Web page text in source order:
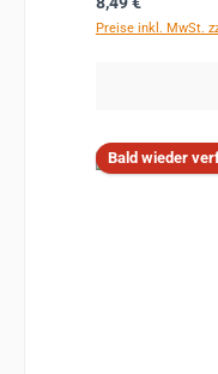
Preise inkl. MwSt.
Bald wieder